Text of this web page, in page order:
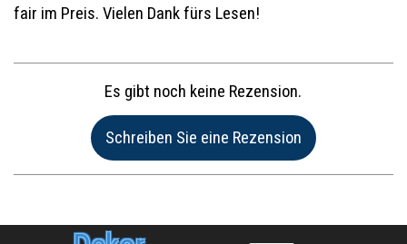
fair im Preis. Vielen Dank fürs Lesen!
Es gibt noch keine Rezension.